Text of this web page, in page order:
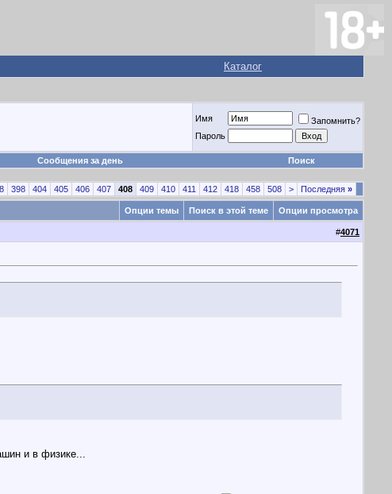
Каталог
Имя
Запомнить?
Пароль
Сообщения за день Поиск
398 404 405 406 407 408 409 410 411 412 418 458 508 > Последняя »
Опции темы Поиск в этой теме Опции просмотра
#4071
и в физике...